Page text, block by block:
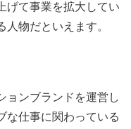
げて事業を拡大してい
物だといえます。
ョンブランドを運営し
な仕事に関わっている